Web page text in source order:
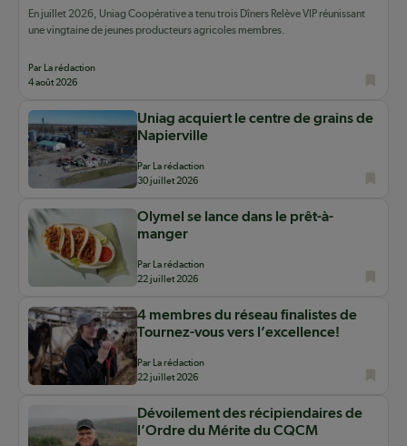
En juillet 2026, Uniag Coopérative a tenu trois Dîners Relève VIP réunissant
une vingtaine de jeunes producteurs agricoles membres.
Par La rédaction
4 août 2026
Uniag acquiert le centre de grains de
Napierville
Par La rédaction
30 juillet 2026
Olymel se lance dans le prêt-à-
manger
Par La rédaction
22 juillet 2026
4 membres du réseau finalistes de
Tournez-vous vers l’excellence!
Par La rédaction
22 juillet 2026
Dévoilement des récipiendaires de
l’Ordre du Mérite du CQCM